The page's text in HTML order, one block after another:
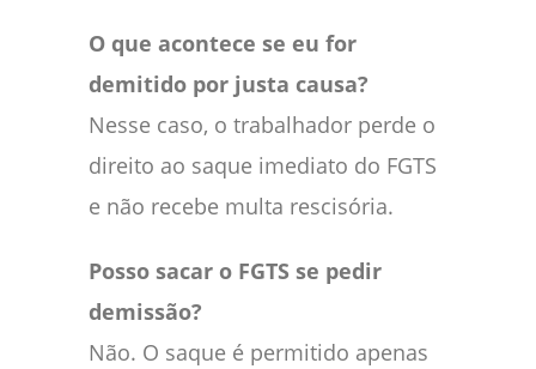
O que acontece se eu for
demitido por justa causa?
Nesse caso, o trabalhador perde o
direito ao saque imediato do FGTS
e não recebe multa rescisória.
Posso sacar o FGTS se pedir
demissão?
Não. O saque é permitido apenas